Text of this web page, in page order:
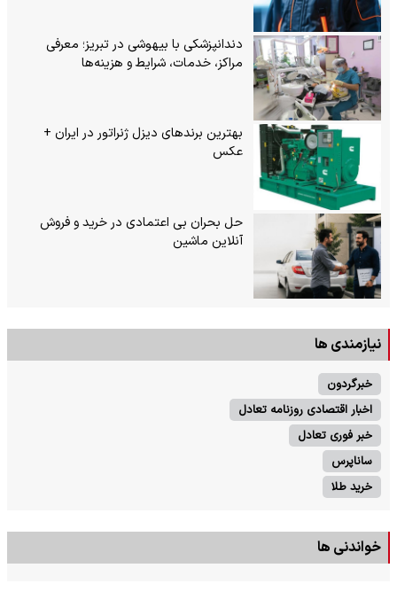
دندانپزشکی با بیهوشی در تبریز؛ معرفی
مراکز، خدمات، شرایط و هزینه‌ها
بهترین برندهای دیزل ژنراتور در ایران +
عکس
حل بحران بی‌ اعتمادی در خرید و فروش
آنلاین ماشین
نیازمندی ها
خبرگردون
اخبار اقتصادی روزنامه تعادل
خبر فوری تعادل
ساناپرس
خرید طلا
خواندنی ها